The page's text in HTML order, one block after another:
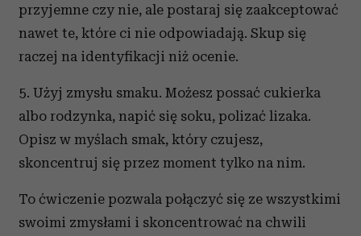
przyjemne czy nie, ale postaraj się zaakceptować
nawet te, które ci nie odpowiadają. Skup się
raczej na identyfikacji niż ocenie.
5. Użyj zmysłu smaku. Możesz possać cukierka
albo rodzynka, napić się soku, polizać lizaka.
Opisz w myślach smak, który czujesz,
skoncentruj się przez moment tylko na nim.
To ćwiczenie pozwala połączyć się ze wszystkimi
swoimi zmysłami i skoncentrować na chwili